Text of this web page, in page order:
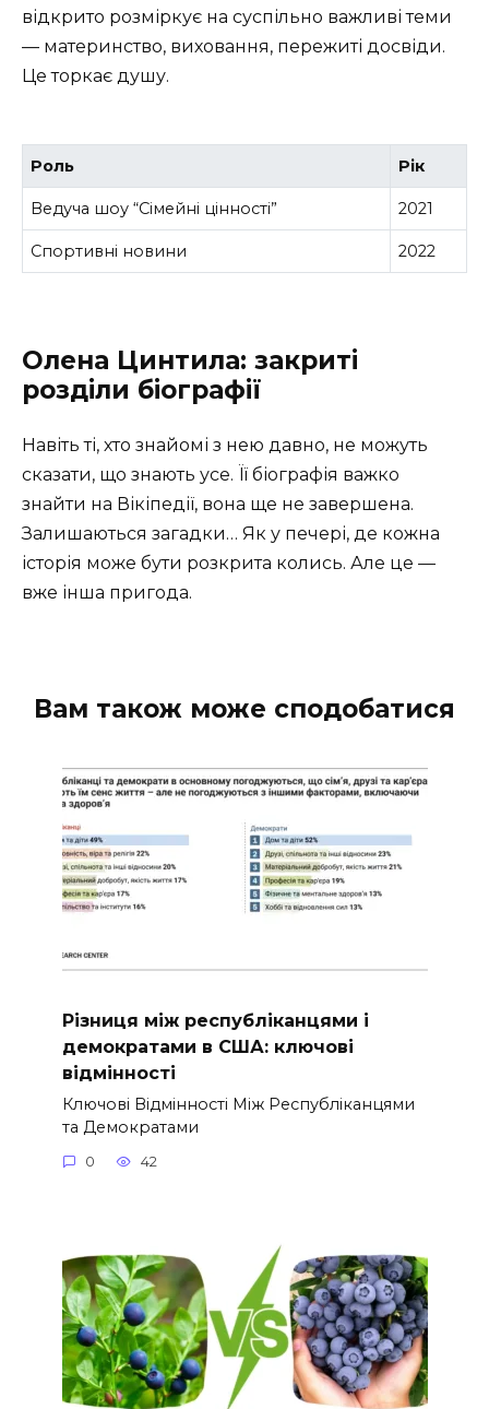
відкрито розміркує на суспільно важливі теми
— материнство, виховання, пережиті досвіди.
Це торкає душу.
Роль Рік
Ведуча шоу “Сімейні цінності” 2021
Спортивні новини 2022
Олена Цинтила: закриті
розділи біографії
Навіть ті, хто знайомі з нею давно, не можуть
сказати, що знають усе. Її біографія важко
знайти на Вікіпедії, вона ще не завершена.
Залишаються загадки… Як у печері, де кожна
історія може бути розкрита колись. Але це —
вже інша пригода.
Вам також може сподобатися
Різниця між республіканцями і
демократами в США: ключові
відмінності
Ключові Відмінності Між Республіканцями
та Демократами
0 42